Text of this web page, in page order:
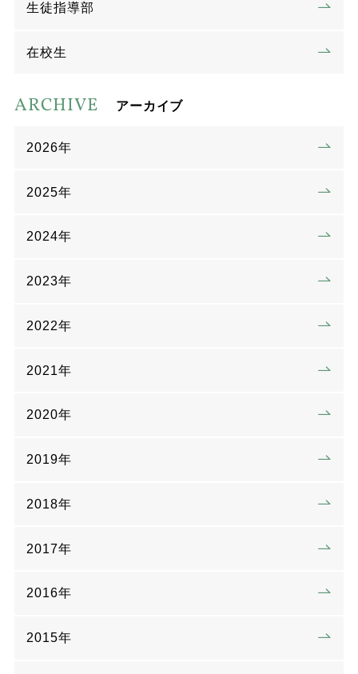
生徒指導部
在校生
ARCHIVE アーカイブ
2026年
2025年
2024年
2023年
2022年
2021年
2020年
2019年
2018年
2017年
2016年
2015年